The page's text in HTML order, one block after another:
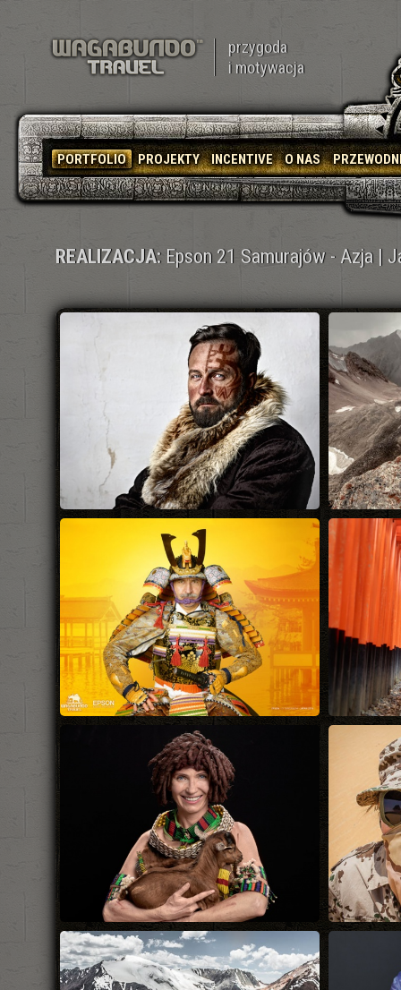
przygoda
i motywacja
PORTFOLIO PROJEKTY INCENTIVE O NAS
REALIZACJA: Epson 21 Samurajów - Azja |